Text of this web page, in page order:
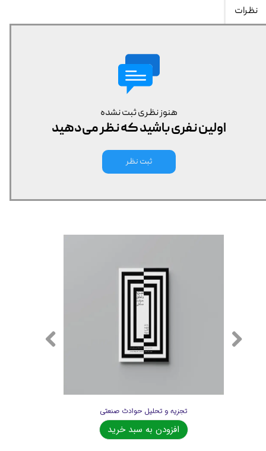
نظرات
هنوز نظری ثبت نشده
اولین نفری باشید که نظر می‌دهید
ثبت نظر
تجزیه و تحلیل حوادث صنعتی
افزودن به سبد خرید